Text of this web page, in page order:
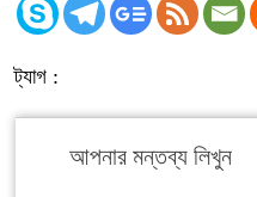
ট্যাগ :
আপনার মন্তব্য লিখুন